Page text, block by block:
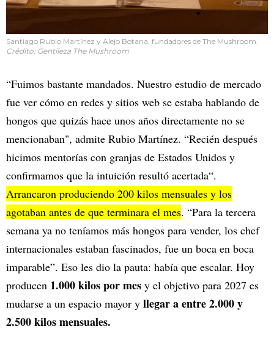
Santiago Rubio Martínez y Alejo Botana, fundadores de The Mushroom.
Crédito: Gentileza The Mushroom
“Fuimos bastante mandados. Nuestro estudio de mercado
fue ver cómo en redes y sitios web se estaba hablando de
hongos que quizás hace unos años directamente no se
mencionaban", admite Rubio Martínez. “Recién después
hicimos mentorías con granjas de Estados Unidos y
confirmamos que la intuición resultó acertada“.
Arrancaron produciendo 200 kilos mensuales y los
agotaban antes de que terminara el mes. “Para la tercera
semana ya no teníamos más hongos para vender, los chef
internacionales estaban fascinados, fue un boca en boca
imparable”. Eso les dio la pauta: había que escalar. Hoy
producen 1.000 kilos por mes y el objetivo para 2027 es
mudarse a un espacio mayor y llegar a entre 2.000 y
2.500 kilos mensuales.